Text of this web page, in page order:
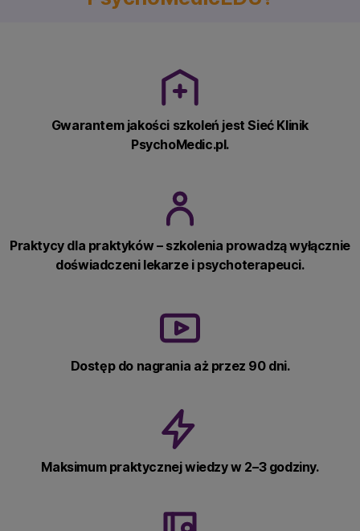
Gwarantem jakości szkoleń jest Sieć Klinik
PsychoMedic.pl.
Praktycy dla praktyków – szkolenia prowadzą wyłącznie
doświadczeni lekarze i psychoterapeuci.
Dostęp do nagrania aż przez 90 dni.
Maksimum praktycznej wiedzy w 2–3 godziny.